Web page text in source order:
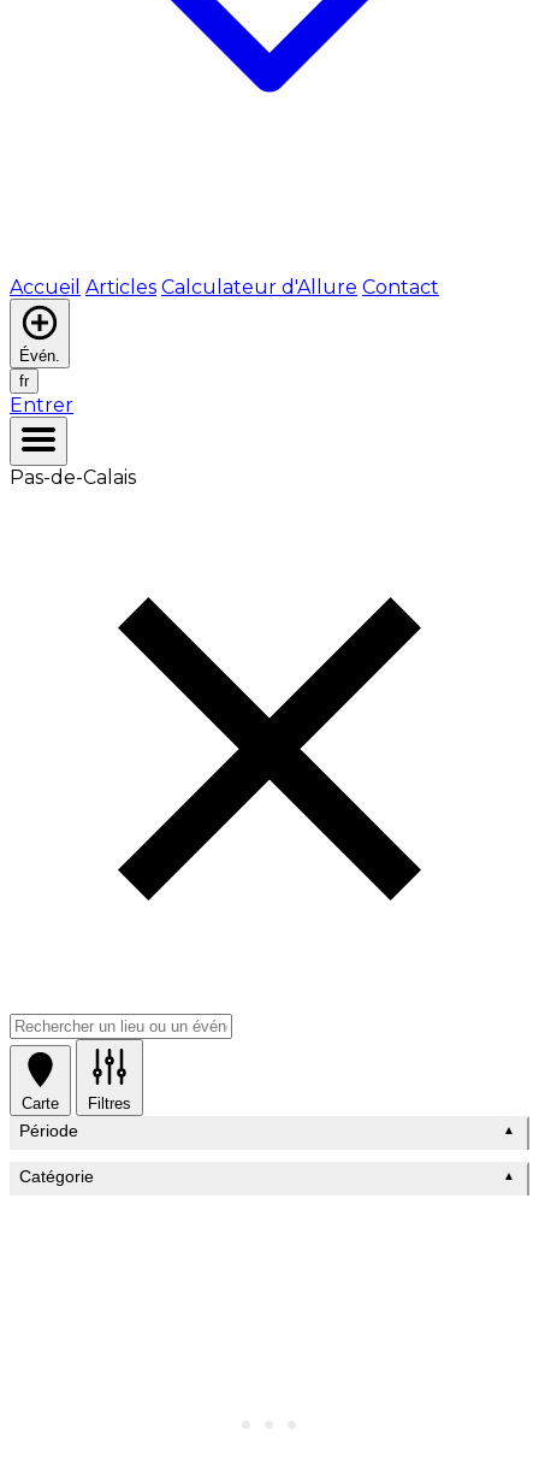
Accueil Articles Calculateur d'Allure Contact
Évén.
fr
Entrer
Pas-de-Calais
Carte Filtres
Période ▲
Catégorie ▲